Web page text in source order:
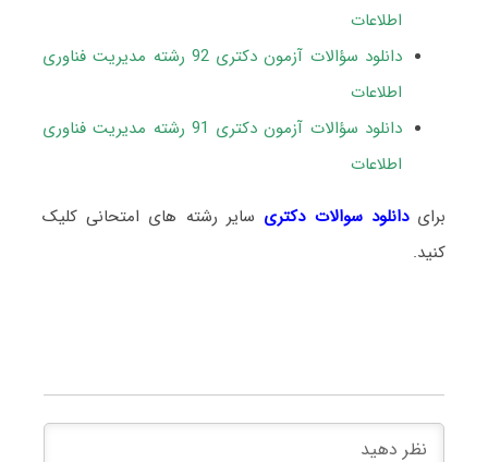
اطلاعات
دانلود سؤالات آزمون دکتری 92 رشته مدیریت فناوری
اطلاعات
دانلود سؤالات آزمون دکتری 91 رشته مدیریت فناوری
اطلاعات
برایدانلود سوالات دکتری سایر رشته های امتحانی کلیک
کنید.